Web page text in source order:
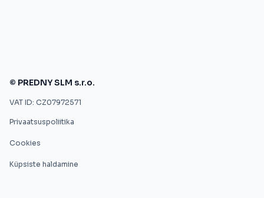
© PREDNY SLM s.r.o.
VAT ID: CZ07972571
Privaatsuspoliitika
Cookies
Küpsiste haldamine